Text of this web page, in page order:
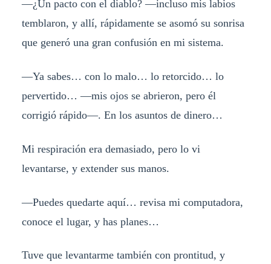
—¿Un pacto con el diablo? —incluso mis labios
temblaron, y allí, rápidamente se asomó su sonrisa
que generó una gran confusión en mi sistema.
—Ya sabes… con lo malo… lo retorcido… lo
pervertido… —mis ojos se abrieron, pero él
corrigió rápido—. En los asuntos de dinero…
Mi respiración era demasiado, pero lo vi
levantarse, y extender sus manos.
—Puedes quedarte aquí… revisa mi computadora,
conoce el lugar, y has planes…
Tuve que levantarme también con prontitud, y